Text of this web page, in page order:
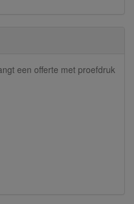
een offerte met proefdruk